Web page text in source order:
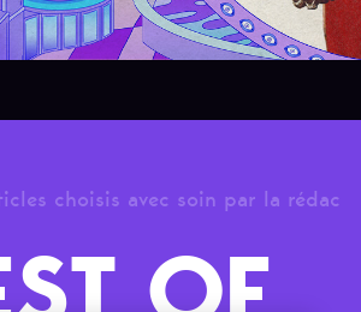
choisis avec soin par la rédac